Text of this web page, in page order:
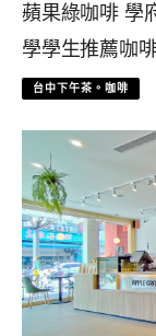
蘋果綠咖啡 學
學學生推薦咖
台中下午茶。咖啡